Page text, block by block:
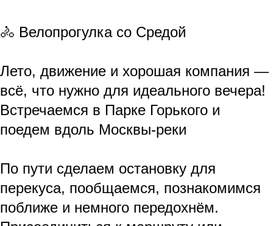
🚴 Велопрогулка со Средой
Лето, движение и хорошая компания —
всё, что нужно для идеального вечера!
Встречаемся в Парке Горького и
поедем вдоль Москвы-реки
По пути сделаем остановку для
перекуса, пообщаемся, познакомимся
поближе и немного передохнём.